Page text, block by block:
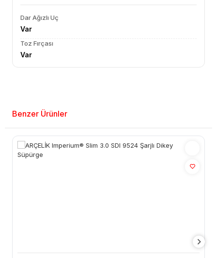
Dar Ağızlı Uç
Var
Toz Fırçası
Var
Benzer Ürünler